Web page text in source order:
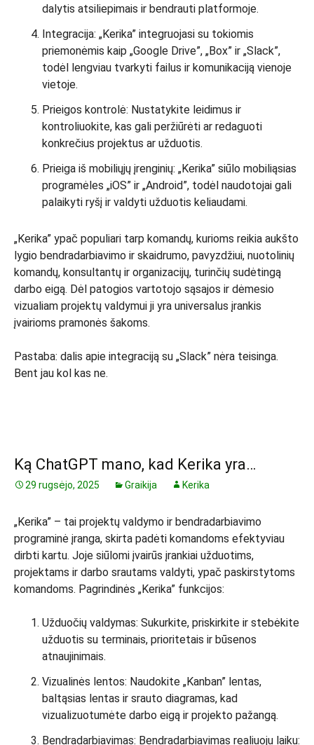
dalytis atsiliepimais ir bendrauti platformoje.
Integracija: „Kerika” integruojasi su tokiomis
priemonėmis kaip „Google Drive”, „Box” ir „Slack”,
todėl lengviau tvarkyti failus ir komunikaciją vienoje
vietoje.
Prieigos kontrolė: Nustatykite leidimus ir
kontroliuokite, kas gali peržiūrėti ar redaguoti
konkrečius projektus ar užduotis.
Prieiga iš mobiliųjų įrenginių: „Kerika” siūlo mobiliąsias
programėles „iOS” ir „Android”, todėl naudotojai gali
palaikyti ryšį ir valdyti užduotis keliaudami.
„Kerika” ypač populiari tarp komandų, kurioms reikia aukšto
lygio bendradarbiavimo ir skaidrumo, pavyzdžiui, nuotolinių
komandų, konsultantų ir organizacijų, turinčių sudėtingą
darbo eigą. Dėl patogios vartotojo sąsajos ir dėmesio
vizualiam projektų valdymui ji yra universalus įrankis
įvairioms pramonės šakoms.
Pastaba: dalis apie integraciją su „Slack” nėra teisinga.
Bent jau kol kas ne.
Ką ChatGPT mano, kad Kerika yra…
29 rugsėjo, 2025 Graikija Kerika
„Kerika” – tai projektų valdymo ir bendradarbiavimo
programinė įranga, skirta padėti komandoms efektyviau
dirbti kartu. Joje siūlomi įvairūs įrankiai užduotims,
projektams ir darbo srautams valdyti, ypač paskirstytoms
komandoms. Pagrindinės „Kerika” funkcijos:
Užduočių valdymas: Sukurkite, priskirkite ir stebėkite
užduotis su terminais, prioritetais ir būsenos
atnaujinimais.
Vizualinės lentos: Naudokite „Kanban” lentas,
baltąsias lentas ir srauto diagramas, kad
vizualizuotumėte darbo eigą ir projekto pažangą.
Bendradarbiavimas: Bendradarbiavimas realiuoju laiku: